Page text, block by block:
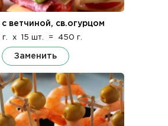
ветчиной, св.огурцом
x 15 шт. = 450 г.
Заменить